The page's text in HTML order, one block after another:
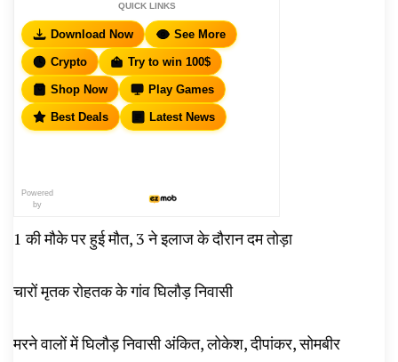
QUICK LINKS
Download Now See More
Crypto Try to win 100$
Shop Now Play Games
Best Deals Latest News
Powered
by
1 की मौके पर हुई मौत, 3 ने इलाज के दौरान दम तोड़ा
चारों मृतक रोहतक के गांव घिलौड़ निवासी
मरने वालों में घिलौड़ निवासी अंकित, लोकेश, दीपांकर, सोमबीर